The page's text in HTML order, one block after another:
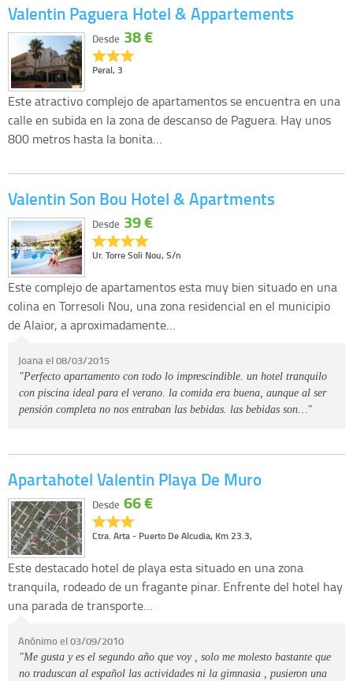
Valentin Paguera Hotel & Appartements
Peral, 3
Desde 38 €
Este atractivo complejo de apartamentos se encuentra en una
calle en subida en la zona de descanso de Paguera. Hay unos
800 metros hasta la bonita…
Valentin Son Bou Hotel & Apartments
Ur. Torre Soli Nou, S/n
Desde 39 €
Este complejo de apartamentos esta muy bien situado en una
colina en Torresoli Nou, una zona residencial en el municipio
de Alaior, a aproximadamente…
Joana el 08/03/2015
"Perfecto apartamento con todo lo imprescindible. un hotel tranquilo
con piscina ideal para el verano. la comida era buena, aunque al ser
pensión completa no nos entraban las bebidas. las bebidas son…"
Apartahotel Valentin Playa De Muro
Ctra. Arta - Puerto De Alcudia, Km 23.3,
Desde 66 €
Este destacado hotel de playa esta situado en una zona
tranquila, rodeado de un fragante pinar. Enfrente del hotel hay
una parada de transporte…
Anónimo el 03/09/2010
"Me gusta y es el segundo año que voy , solo me molesto bastante que
no traduscan al español las actividades ni la gimnasia , pusieron una